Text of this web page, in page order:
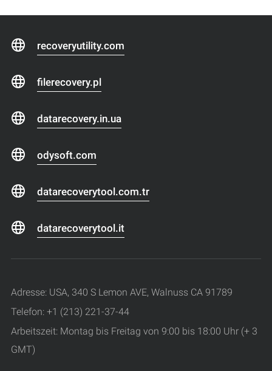
recoveryutility.com
filerecovery.pl
datarecovery.in.ua
odysoft.com
datarecoverytool.com.tr
datarecoverytool.it
Adresse: USA, 340 S Lemon AVE, Walnuss CA 91789
Telefon: +1 (213) 221-37-44
Arbeitszeit: Montag bis Freitag von 9:00 bis 18:00 Uhr (+ 3
GMT)